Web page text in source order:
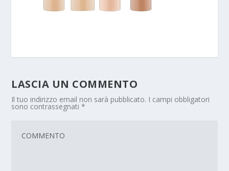
LASCIA UN COMMENTO
Il tuo indirizzo email non sarà pubblicato. I campi obbligatori
sono contrassegnati*